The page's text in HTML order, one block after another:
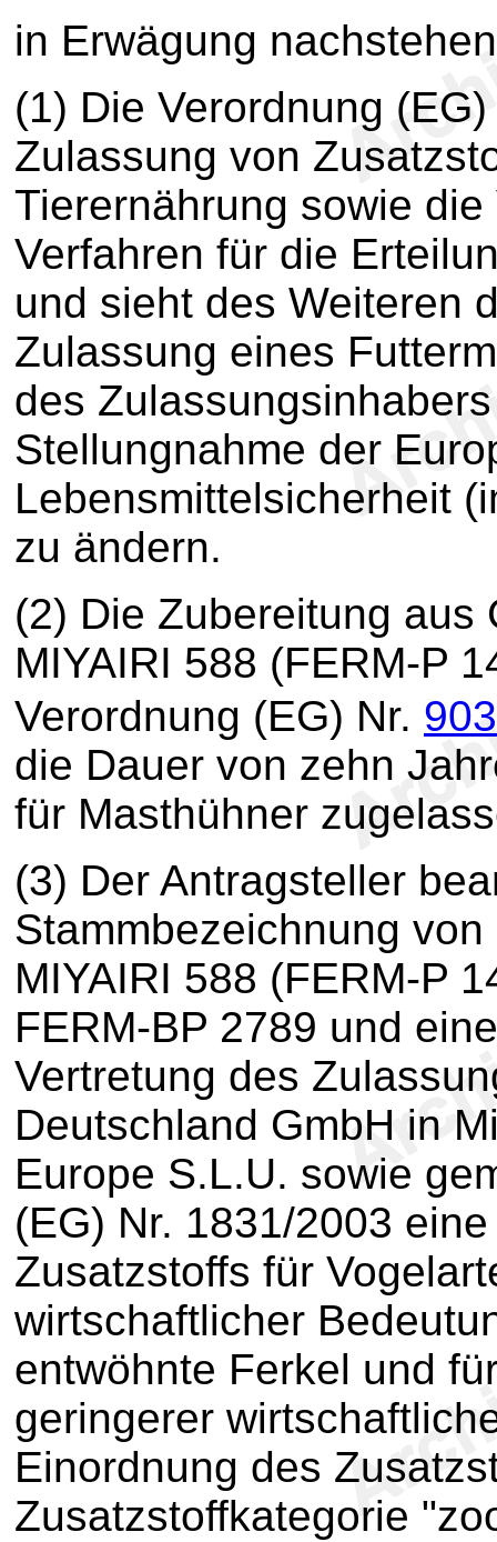
in Erwägung
(1) Die Verordnung
Zulassung von
Tierernährung sowie
Verfahren für die
und sieht des Weiteren
Zulassung eines
des
Stellungnahme der
Lebensmittelsicherheit
zu ändern.
(2) Die Zubereitung aus
MIYAIRI 588 (FERM-P
Verordnung (EG) Nr.
die Dauer von zehn
für Masthühner
(3) Der Antragsteller
Stammbezeichnung
MIYAIRI 588 (FERM-P
FERM-BP 2789 und
Vertretung des
Deutschland GmbH in
Europe S.L.U. sowie
(EG) Nr. 1831/2003
Zusatzstoffs für
wirtschaftlicher
entwöhnte Ferkel und
geringerer
Einordnung des
Zusatzstoffkategorie